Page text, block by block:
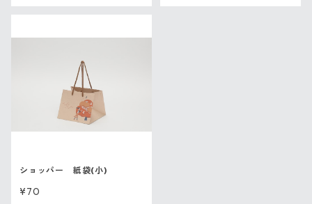
ショッパー 紙袋(小)
¥70